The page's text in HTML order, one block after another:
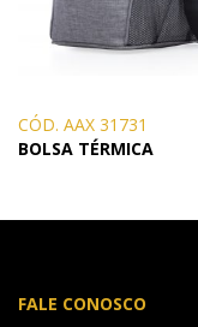
CÓD. AAX 31731
BOLSA TÉRMICA
FALE CONOSCO